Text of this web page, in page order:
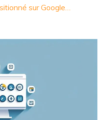
sur Google…